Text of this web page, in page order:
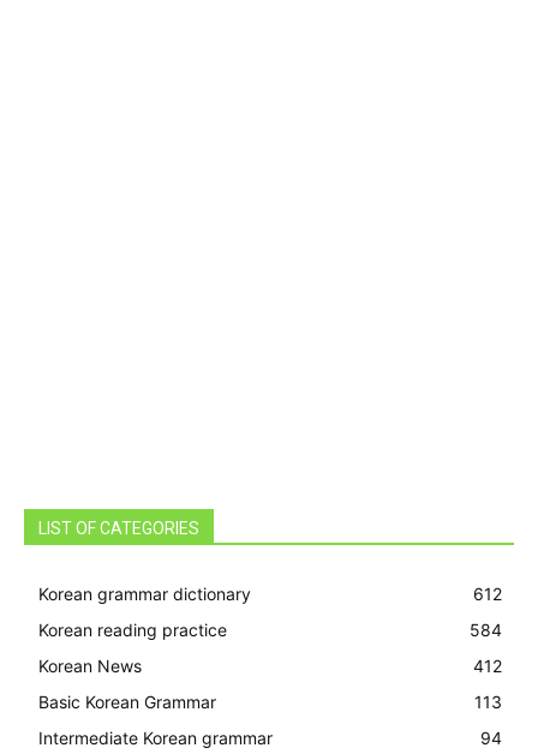
LIST OF CATEGORIES
Korean grammar dictionary
612
Korean reading practice
584
Korean News
412
Basic Korean Grammar
113
Intermediate Korean grammar
94